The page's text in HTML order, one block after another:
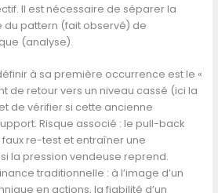
Il est nécessaire de séparer la
pattern (fait observé) de
(analyse).
à sa première occurrence est le «
de retour vers un niveau cassé (ici la
de vérifier si cette ancienne
Risque associé : le pull-back
re-test et entraîner une
la pression vendeuse reprend.
traditionnelle : à l’image d’un
en actions, la fiabilité d’un